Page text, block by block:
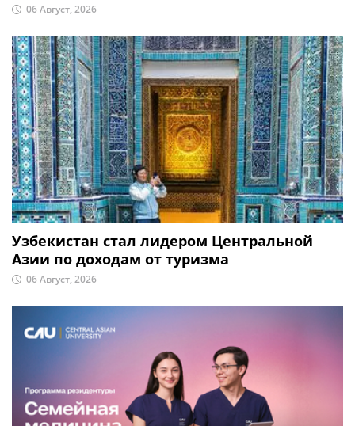
06 Август, 2026
Узбекистан стал лидером Центральной
Азии по доходам от туризма
06 Август, 2026